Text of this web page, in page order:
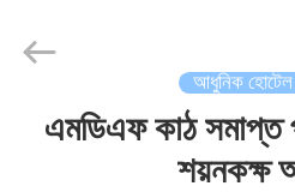
বাড়ি
আধুনিক
এমডিএফ কাঠ সমাপ্ত
শয়নকক্ষ